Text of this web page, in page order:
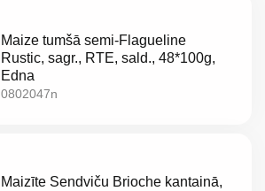
Maize tumšā semi-Flagueline
Rustic, sagr., RTE, sald., 48*100g,
Edna
0802047n
Maizīte Sendviču Brioche kantainā,